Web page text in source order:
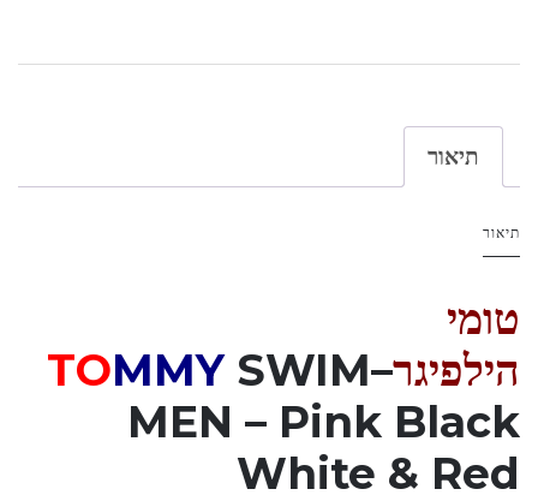
תיאור
תיאור
טומי
הילפיגר–
TOMMY SWIM
MEN – Pink Black
White & Red